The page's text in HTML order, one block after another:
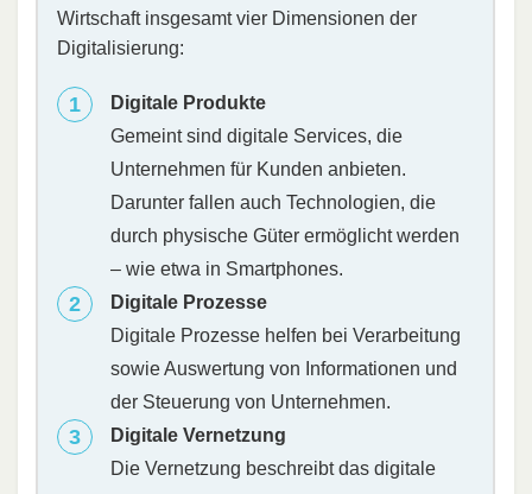
Wirtschaft insgesamt vier Dimensionen der
Digitalisierung:
Digitale Produkte
Gemeint sind digitale Services, die
Unternehmen für Kunden anbieten.
Darunter fallen auch Technologien, die
durch physische Güter ermöglicht werden
– wie etwa in Smartphones.
Digitale Prozesse
Digitale Prozesse helfen bei Verarbeitung
sowie Auswertung von Informationen und
der Steuerung von Unternehmen.
Digitale Vernetzung
Die Vernetzung beschreibt das digitale